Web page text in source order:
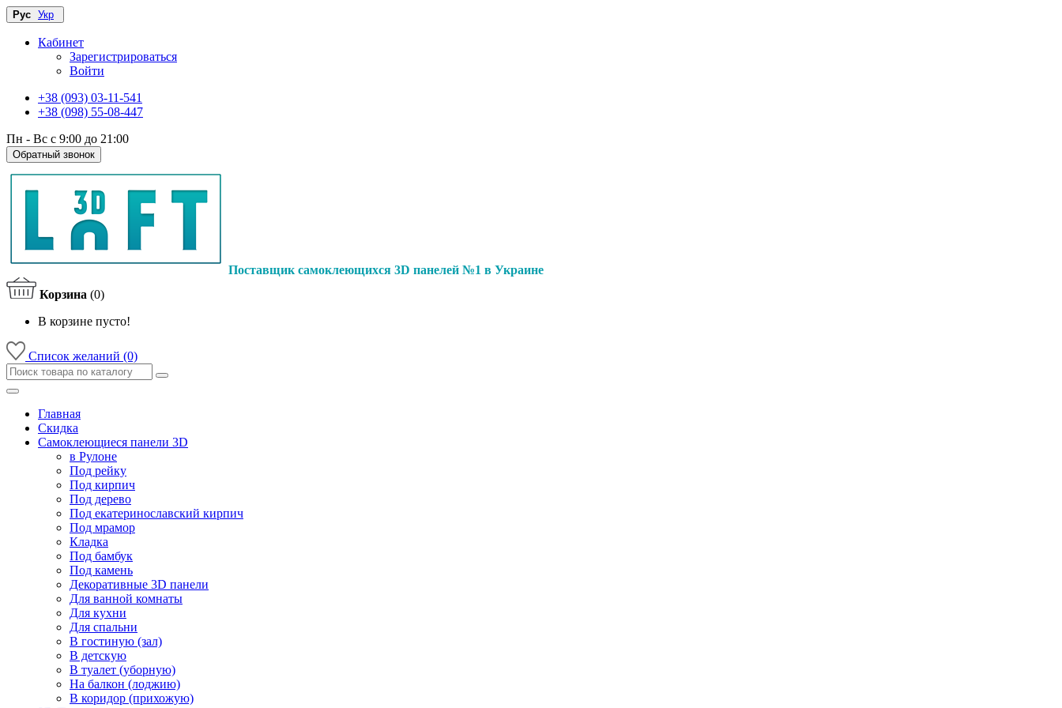
Рус Укр
Кабинет
Зарегистрироваться
Войти
+38 (093) 03-11-541
+38 (098) 55-08-447
Пн - Вс с 9:00 до 21:00
Обратный звонок
Поставщик самоклеющихся 3D панелей №1 в Украине
Корзина (0)
В корзине пусто!
Список желаний (0)
Главная
Скидка
Самоклеющиеся панели 3D
в Рулоне
Под рейку
Под кирпич
Под дерево
Под екатеринославский кирпич
Под мрамор
Кладка
Под бамбук
Под камень
Декоративные 3D панели
Для ванной комнаты
Для кухни
Для спальни
В гостиную (зал)
В детскую
В туалет (уборную)
На балкон (лоджию)
В коридор (прихожую)